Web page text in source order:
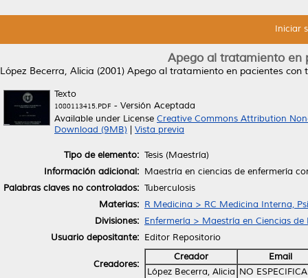
Iniciar
Apego al tratamiento en
López Becerra, Alicia (2001) Apego al tratamiento en pacientes con
Texto
1080113415.PDF - Versión Aceptada
Available under License Creative Commons Attribution
Download (9MB)
Vista previa
Tipo de elemento: Tesis (Maestría)
Información adicional: Maestría en ciencias de enfermería
Palabras claves no controlados: Tuberculosis
Materias: R Medicina > RC Medicina Interna,
Divisiones: Enfermería > Maestría en Ciencias de
Usuario depositante: Editor Repositorio
Creadores:
Creador
Email
López Becerra, Alicia NO